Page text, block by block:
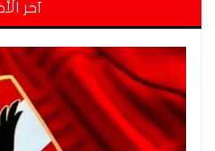
آخر